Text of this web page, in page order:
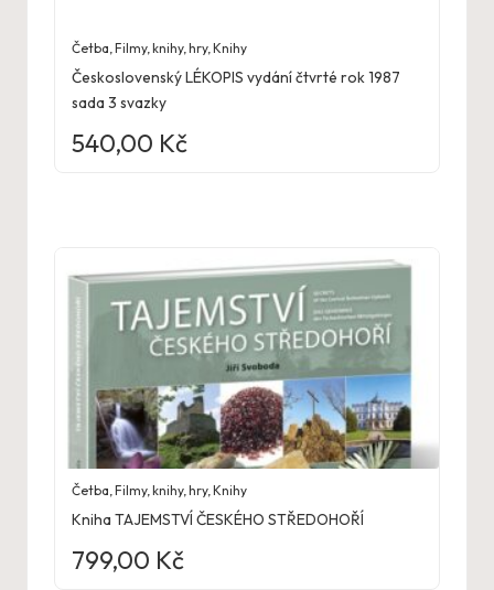
Četba ,Filmy, knihy, hry,Knihy
Československý LÉKOPIS vydání čtvrté rok 1987
sada 3 svazky
540,00 Kč
Četba,Filmy, knihy, hry,Knihy
Kniha TAJEMSTVÍ ČESKÉHO STŘEDOHOŘÍ
799,00 Kč